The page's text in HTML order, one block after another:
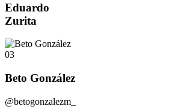
Eduardo
Zurita
03
Beto González
@betogonzalezm_